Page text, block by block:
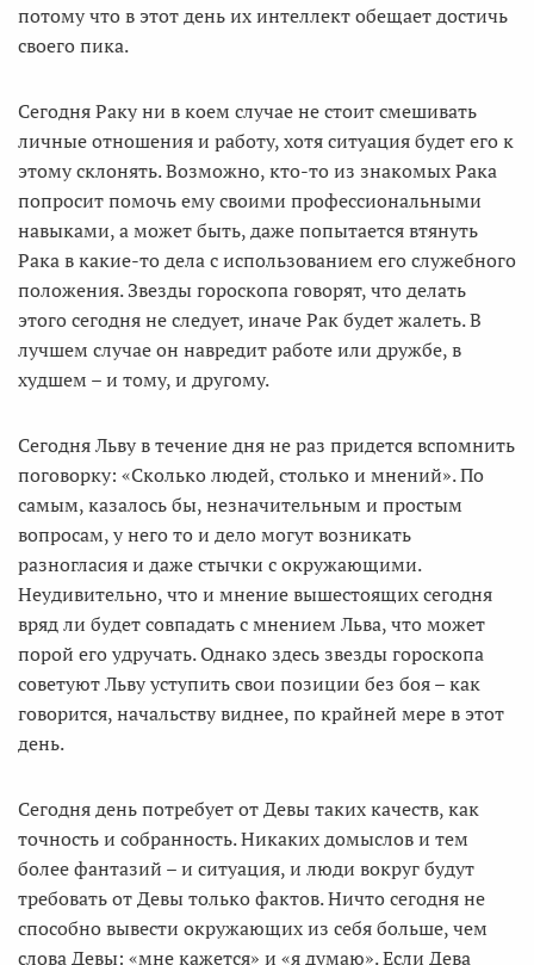
потому что в этот день их интеллект обещает достичь
своего пика.
Сегодня Раку ни в коем случае не стоит смешивать
личные отношения и работу, хотя ситуация будет его к
этому склонять. Возможно, кто-то из знакомых Рака
попросит помочь ему своими профессиональными
навыками, а может быть, даже попытается втянуть
Рака в какие-то дела с использованием его служебного
положения. Звезды гороскопа говорят, что делать
этого сегодня не следует, иначе Рак будет жалеть. В
лучшем случае он навредит работе или дружбе, в
худшем – и тому, и другому.
Сегодня Льву в течение дня не раз придется вспомнить
поговорку: «Сколько людей, столько и мнений». По
самым, казалось бы, незначительным и простым
вопросам, у него то и дело могут возникать
разногласия и даже стычки с окружающими.
Неудивительно, что и мнение вышестоящих сегодня
вряд ли будет совпадать с мнением Льва, что может
порой его удручать. Однако здесь звезды гороскопа
советуют Льву уступить свои позиции без боя – как
говорится, начальству виднее, по крайней мере в этот
день.
Сегодня день потребует от Девы таких качеств, как
точность и собранность. Никаких домыслов и тем
более фантазий – и ситуация, и люди вокруг будут
требовать от Девы только фактов. Ничто сегодня не
способно вывести окружающих из себя больше, чем
слова Девы: «мне кажется» и «я думаю». Если Дева